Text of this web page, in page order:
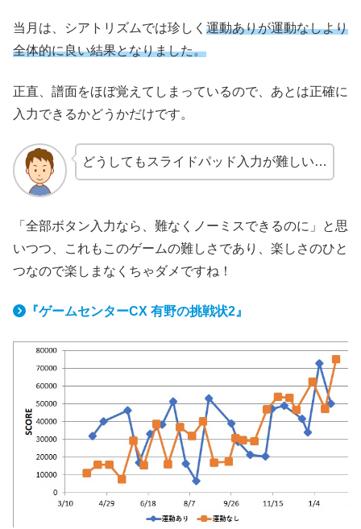
当月は、シアトリズムでは珍しく 運動ありが運動なしより
全体的に良い結果となりました。
正直、譜面をほぼ覚えてしまっているので、あとは正確に
入力できるかどうかだけです。
どうしてもスライドパッド入力が難しい…
「全部ボタン入力なら、難なくノーミスできるのに」と思
いつつ、これもこのゲームの難しさであり、楽しさのひと
つなので楽しまなくちゃダメですね！
『ゲームセンターCX 有野の挑戦状2』